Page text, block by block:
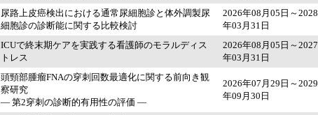
尿路上皮癌検出における通常尿細胞診と体外調製尿
細胞診の診断能に関する比較検討
2026年08月05日～2028
年03月31日
ICUで終末期ケアを実践する看護師のモラルディス
トレス
2026年08月05日～2027
年03月31日
頭頸部腫瘤FNAの穿刺回数最適化に関する前向き観
察研究
― 第2穿刺の診断的有用性の評価 ―
2026年07月29日～2029
年09月30日